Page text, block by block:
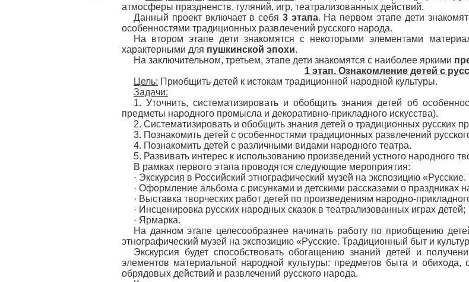
атмосферы праздненств, гуляний, игр, театрализованных действий.
Данный проект включает в себя 3 этапа. На первом этапе дети
особенностями традиционных развлечений русского народа.
На втором этапе дети знакомятся с некоторыми элементами
характерными для пушкинской эпохи.
На заключительном, третьем, этапе дети знакомятся с наиболее яркими
1 этап. Ознакомление детей с
Цель: Приобщить детей к истокам традиционной народной культуры.
Задачи:
1. Уточнить, систематизировать и обобщить знания детей об
предметы народного промысла и декоративно-прикладного искусства).
2. Систематизировать и обобщить знания детей о традиционных русских
3. Познакомить детей с особенностями традиционных развлечений
4. Познакомить детей с различными видами народного театра.
5. Развивать интерес к использованию произведений устного народного
В рамках первого этапа проводятся следующие мероприятия:
· Экскурсия в Российский этнографический музей на экспозицию
· Оформление альбома с рисунками и детскими рассказами о праздниках
· Выставка творческих работ детей по произведениям народно-
· Инсценировка русских народных сказок в театрализованных играх детей;
· Ярмарка.
На данном этапе целесообразнее начинать работу по приобщению
этнографический музей на экспозицию «Русские. Традиционный быт и
Экскурсия будет способствовать обогащению знаний детей и
элементов материальной народной культуры: предметов быта и
обрядовых действий и развлечений русского народа.